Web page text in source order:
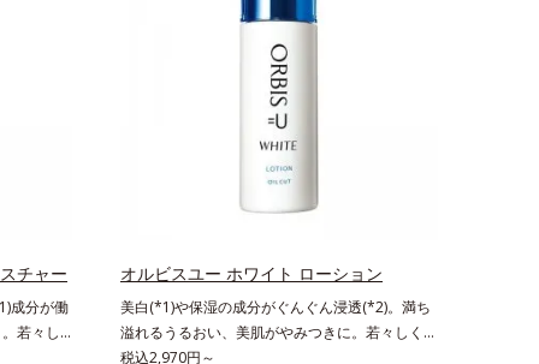
チャー
成分が働
若々し
年齢肌
オルビスユー ホワイト ローション
美白(*1)や保湿の成分がぐんぐん浸透(*2)。満ち
溢れるうるおい、美肌がやみつきに。若々しく透
明感のある美肌を構成する要素と、年齢肌(*3)の
税込2,970円～